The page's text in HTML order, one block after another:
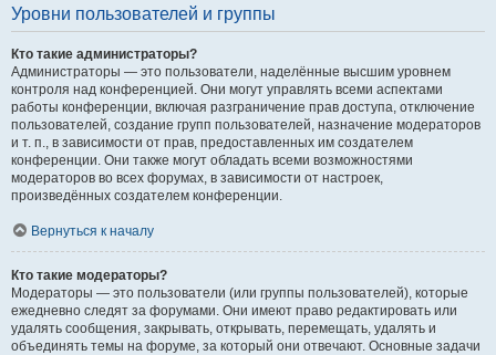
Уровни пользователей и группы
Кто такие администраторы?
Администраторы — это пользователи, наделённые высшим уровнем
контроля над конференцией. Они могут управлять всеми аспектами
работы конференции, включая разграничение прав доступа, отключение
пользователей, создание групп пользователей, назначение модераторов
и т. п., в зависимости от прав, предоставленных им создателем
конференции. Они также могут обладать всеми возможностями
модераторов во всех форумах, в зависимости от настроек,
произведённых создателем конференции.
Вернуться к началу
Кто такие модераторы?
Модераторы — это пользователи (или группы пользователей), которые
ежедневно следят за форумами. Они имеют право редактировать или
удалять сообщения, закрывать, открывать, перемещать, удалять и
объединять темы на форуме, за который они отвечают. Основные задачи